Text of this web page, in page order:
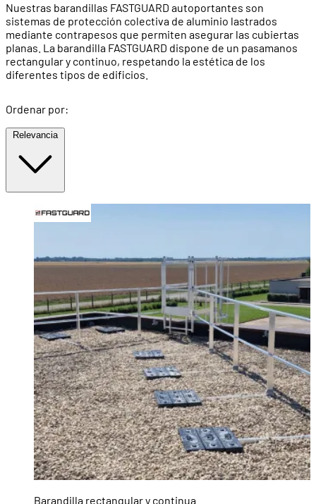
Nuestras barandillas FASTGUARD autoportantes son
sistemas de protección colectiva de aluminio lastrados
mediante contrapesos que permiten asegurar las cubiertas
planas. La barandilla FASTGUARD dispone de un pasamanos
rectangular y continuo, respetando la estética de los
diferentes tipos de edificios.
Ordenar por:
Relevancia
Barandilla rectangular y continua